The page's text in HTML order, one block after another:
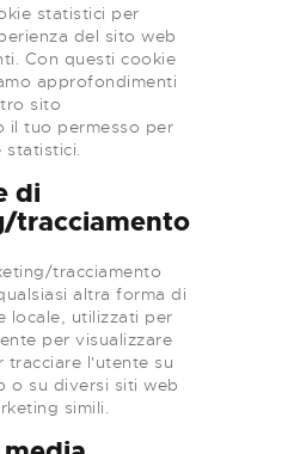
statistici per
del sito web
Con questi cookie
approfondimenti
sito
il tuo permesso per
statistici.
di
tracciamento
tracciamento
altra forma di
locale, utilizzati per
per visualizzare
tracciare l'utente su
o su diversi siti web
simili.